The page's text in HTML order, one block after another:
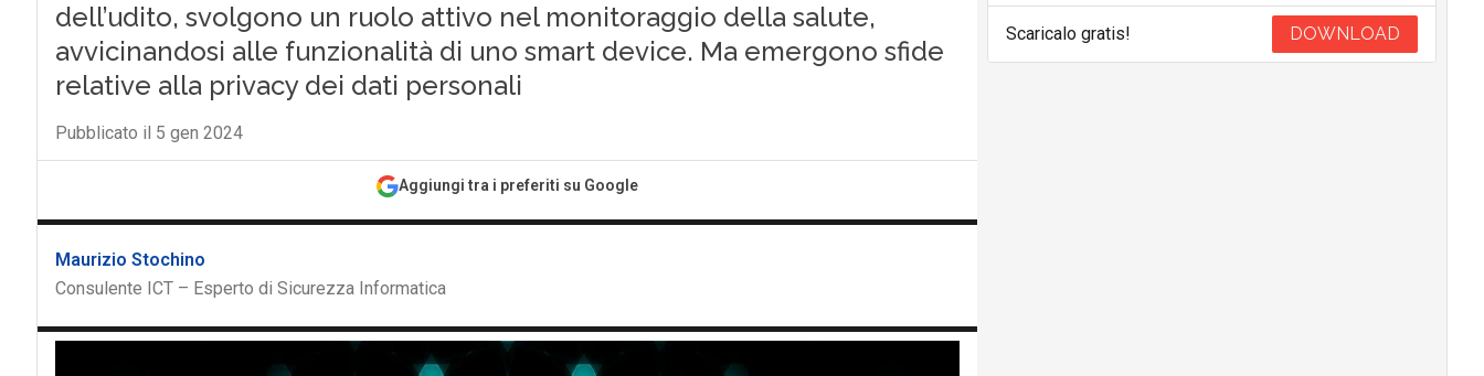
dell’udito, svolgono un ruolo attivo nel monitoraggio della salute,
avvicinandosi alle funzionalità di uno smart device. Ma emergono sfide
relative alla privacy dei dati personali
Pubblicato il 5 gen 2024
Aggiungi tra i preferiti su Google
Maurizio Stochino
Consulente ICT – Esperto di Sicurezza Informatica
Scaricalo gratis! DOWNLOAD